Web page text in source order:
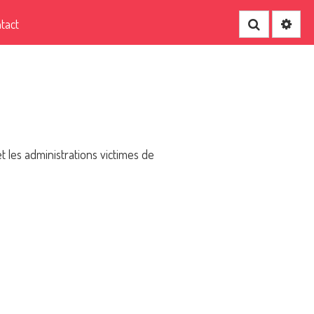
les administrations victimes de